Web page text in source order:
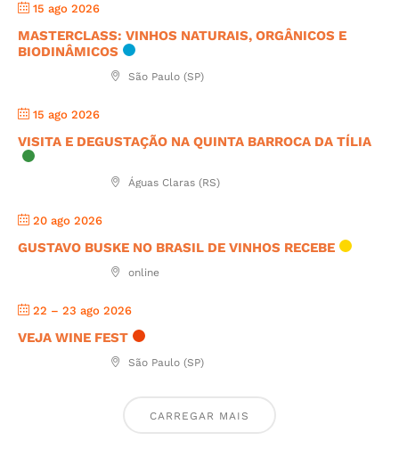
15 ago 2026
MASTERCLASS: VINHOS NATURAIS, ORGÂNICOS E
BIODINÂMICOS
São Paulo (SP)
15 ago 2026
VISITA E DEGUSTAÇÃO NA QUINTA BARROCA DA TÍLIA
Águas Claras (RS)
20 ago 2026
GUSTAVO BUSKE NO BRASIL DE VINHOS RECEBE
online
22 – 23 ago 2026
VEJA WINE FEST
São Paulo (SP)
CARREGAR MAIS